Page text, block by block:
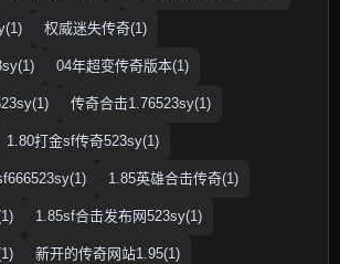
权威迷失传奇(1)
04年超变传奇版本(1)
传奇合击1.76523sy(1)
1.80打金sf传奇523sy(1)
1.85英雄合击传奇(1)
1.85sf合击发布网523sy(1)
新开的传奇网站1.95(1)